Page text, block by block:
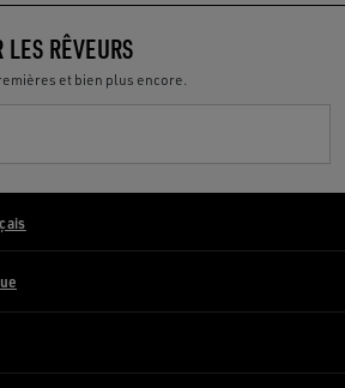
RÊVEURS
et bien plus encore.